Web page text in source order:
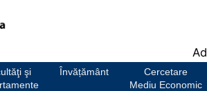
şi
Învățământ
Cercetare
Mediu Economic